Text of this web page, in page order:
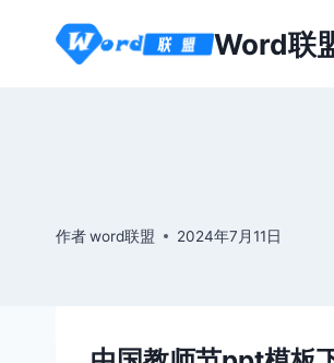
Word联
作者word联盟 2024年7月11日